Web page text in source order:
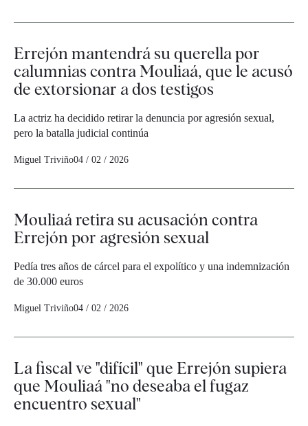
Errejón mantendrá su querella por
calumnias contra Mouliaá, que le acusó
de extorsionar a dos testigos
La actriz ha decidido retirar la denuncia por agresión sexual,
pero la batalla judicial continúa
Miguel Triviño04 / 02 / 2026
Mouliaá retira su acusación contra
Errejón por agresión sexual
Pedía tres años de cárcel para el expolítico y una indemnización
de 30.000 euros
Miguel Triviño04 / 02 / 2026
La fiscal ve "difícil" que Errejón supiera
que Mouliaá "no deseaba el fugaz
encuentro sexual"